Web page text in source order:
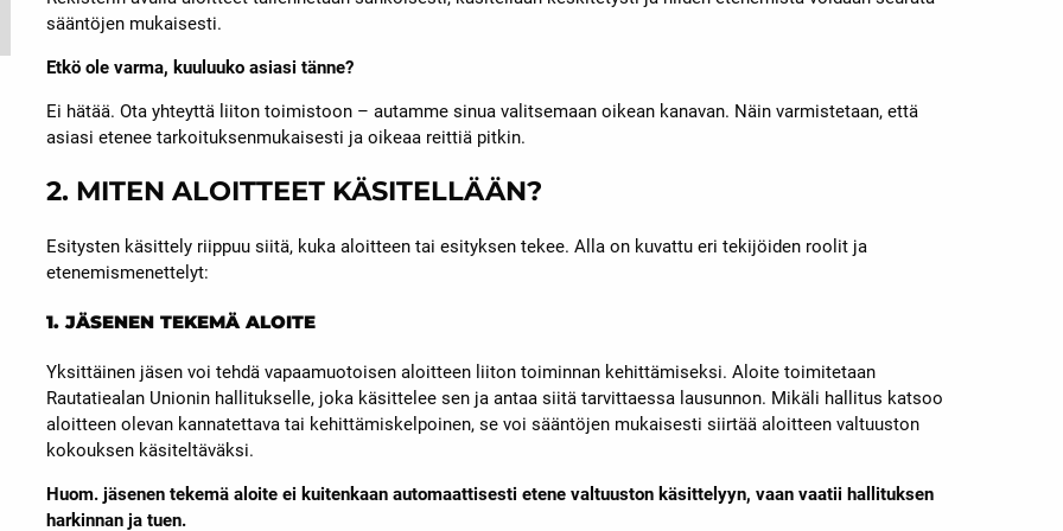
sääntöjen mukaisesti.
Etkö ole varma, kuuluuko asiasi tänne?
Ei hätää. Ota yhteyttä liiton toimistoon – autamme sinua valitsemaan oikean kanavan. Näin varmistetaan, että
asiasi etenee tarkoituksenmukaisesti ja oikeaa reittiä pitkin.
2. MITEN ALOITTEET KÄSITELLÄÄN?
Esitysten käsittely riippuu siitä, kuka aloitteen tai esityksen tekee. Alla on kuvattu eri tekijöiden roolit ja
etenemismenettelyt:
1. JÄSENEN TEKEMÄ ALOITE
Yksittäinen jäsen voi tehdä vapaamuotoisen aloitteen liiton toiminnan kehittämiseksi. Aloite toimitetaan
Rautatiealan Unionin hallitukselle, joka käsittelee sen ja antaa siitä tarvittaessa lausunnon. Mikäli hallitus katsoo
aloitteen olevan kannatettava tai kehittämiskelpoinen, se voi sääntöjen mukaisesti siirtää aloitteen valtuuston
kokouksen käsiteltäväksi.
Huom. jäsenen tekemä aloite ei kuitenkaan automaattisesti etene valtuuston käsittelyyn, vaan vaatii hallituksen
harkinnan ja tuen.